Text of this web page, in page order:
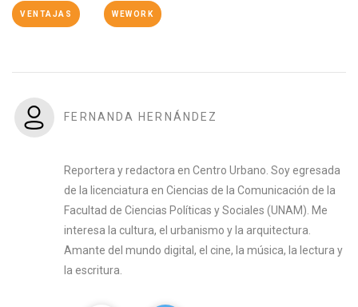
VENTAJAS WEWORK
FERNANDA HERNÁNDEZ
Reportera y redactora en Centro Urbano. Soy egresada
de la licenciatura en Ciencias de la Comunicación de la
Facultad de Ciencias Políticas y Sociales (UNAM). Me
interesa la cultura, el urbanismo y la arquitectura.
Amante del mundo digital, el cine, la música, la lectura y
la escritura.